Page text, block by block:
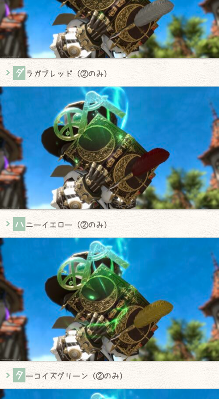
ダ ラガブレッド（②のみ）
ハ ニーイエロー（②のみ）
タ ーコイズグリーン（②のみ）